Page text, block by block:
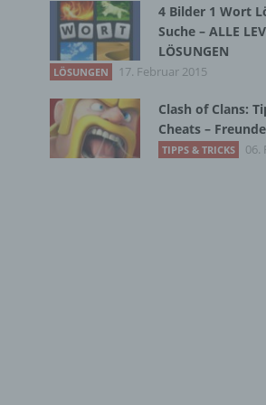
4 Bilder 1 Wort
Suche – ALLE
LÖSUNGEN
LÖSUNGEN 17. Februar 2015
Clash of Clans:
Cheats –
TIPPS & TRICKS 06.